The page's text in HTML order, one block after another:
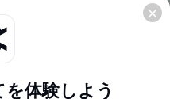
体験しよう